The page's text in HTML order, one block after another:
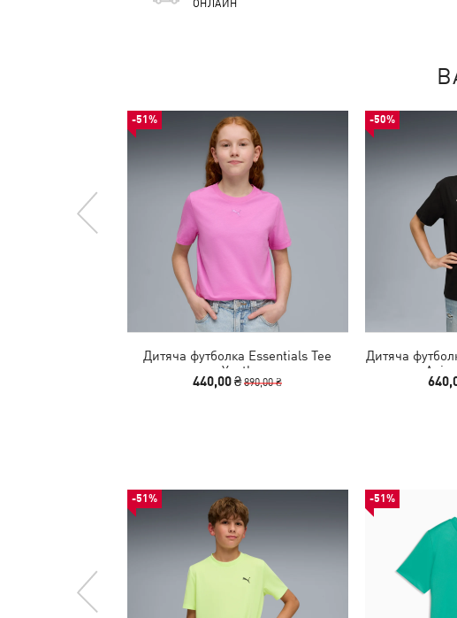
ОНЛАЙН
-51%
Дитяча футболка Essentials Tee
Youth
440,00 ₴890,00 ₴
-50%
Дитяча
-51% -51%